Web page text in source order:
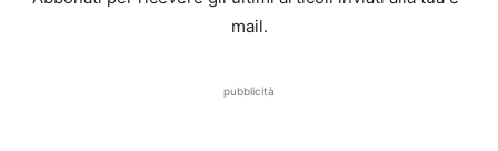
mail.
pubblicità